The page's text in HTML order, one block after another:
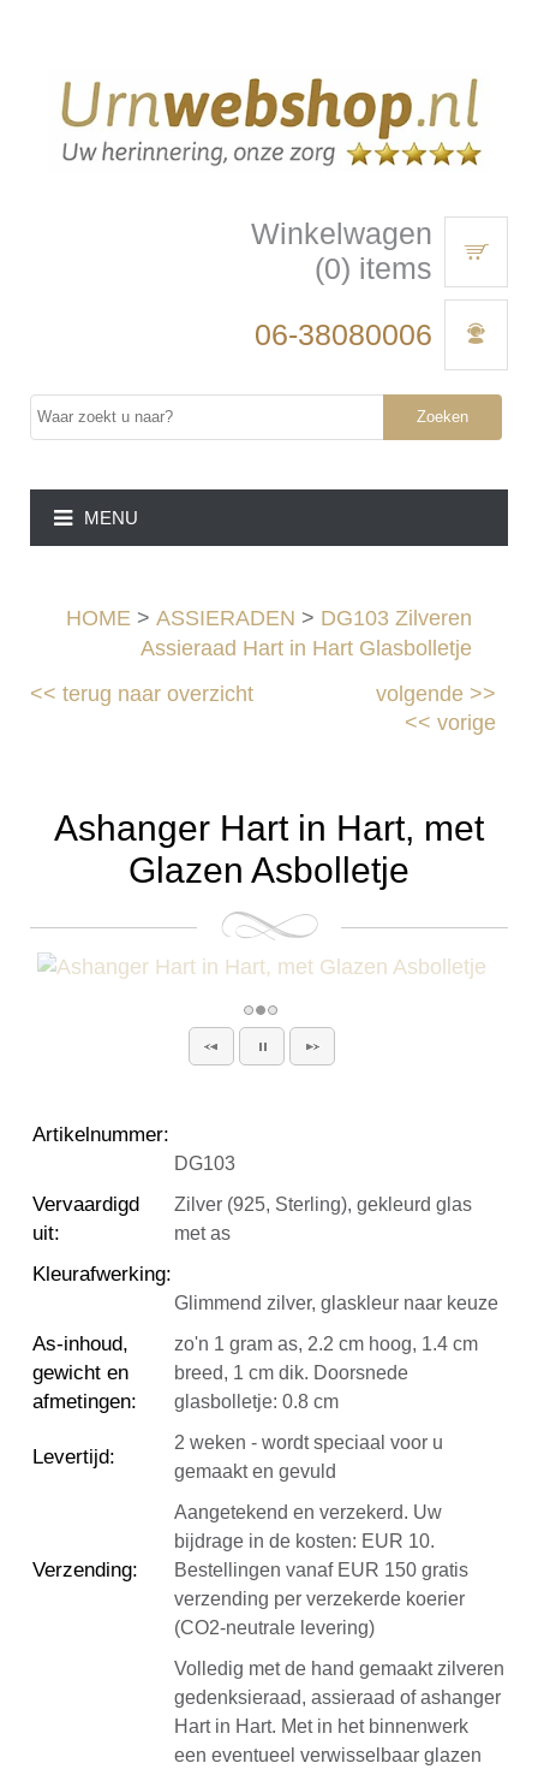
Winkelwagen
(0) items
06-38080006
Zoeken
MENU
HOME > ASSIERADEN > DG103 Zilveren
Assieraad Hart in Hart Glasbolletje
<<terug naar overzicht volgende>>
<< vorige
Ashanger Hart in Hart, met
Glazen Asbolletje
Artikelnummer:
DG103
Vervaardigd
uit:
Zilver (925, Sterling), gekleurd glas
met as
Kleurafwerking:
Glimmend zilver, glaskleur naar keuze
As-inhoud,
gewicht en
afmetingen:
zo'n 1 gram as, 2.2 cm hoog, 1.4 cm
breed, 1 cm dik. Doorsnede
glasbolletje: 0.8 cm
Levertijd:
2 weken - wordt speciaal voor u
gemaakt en gevuld
Verzending:
Aangetekend en verzekerd. Uw
bijdrage in de kosten: EUR 10.
Bestellingen vanaf EUR 150 gratis
verzending per verzekerde koerier
(CO2-neutrale levering)
Volledig met de hand gemaakt zilveren
gedenksieraad, assieraad of ashanger
Hart in Hart. Met in het binnenwerk
een eventueel verwisselbaar glazen